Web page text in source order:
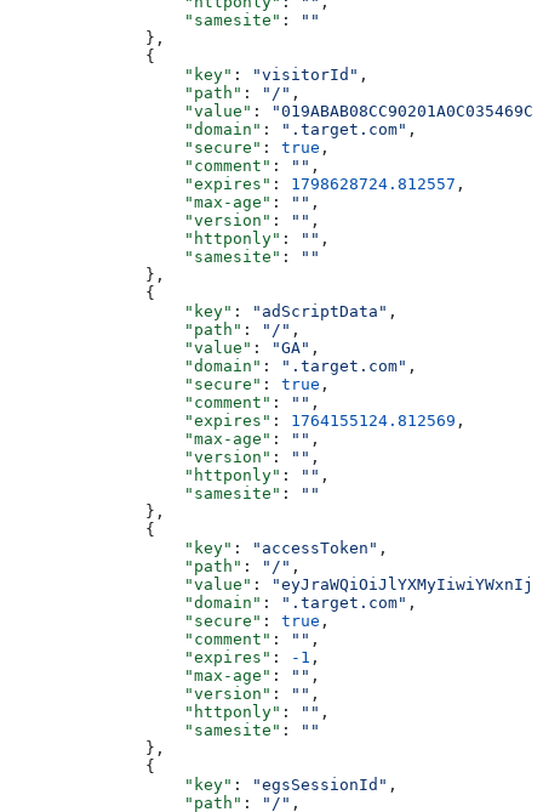
                  "samesite"
:
""
              },
              {
                  "key"
: "visitorId" ,
                  "path"
: "/" ,
                  "value"
:
                  "domain"
: ".target.com" ,
                  "secure"
: true ,
                  "comment"
: "" ,
                  "expires"
: 1798628724.812557 ,
                  "max-age"
: "" ,
                  "version"
: "" ,
                  "httponly"
: "" ,
                  "samesite"
:
""
              },
              {
                  "key"
: "adScriptData" ,
                  "path"
: "/" ,
                  "value"
: "GA" ,
                  "domain"
: ".target.com" ,
                  "secure"
: true ,
                  "comment"
: "" ,
                  "expires"
: 1764155124.812569 ,
                  "max-age"
: "" ,
                  "version"
: "" ,
                  "httponly"
: "" ,
                  "samesite"
:
""
              },
              {
                  "key"
: "accessToken" ,
                  "path"
: "/" ,
                  "value"
:
                  "domain"
: ".target.com" ,
                  "secure"
: true ,
                  "comment"
: "" ,
                  "expires"
: -1 ,
                  "max-age"
: "" ,
                  "version"
: "" ,
                  "httponly"
: "" ,
                  "samesite"
:
""
              },
              {
                  "key"
: "egsSessionId" ,
                  "path"
: "/" ,